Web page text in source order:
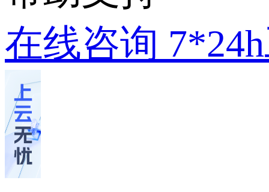
在线咨询